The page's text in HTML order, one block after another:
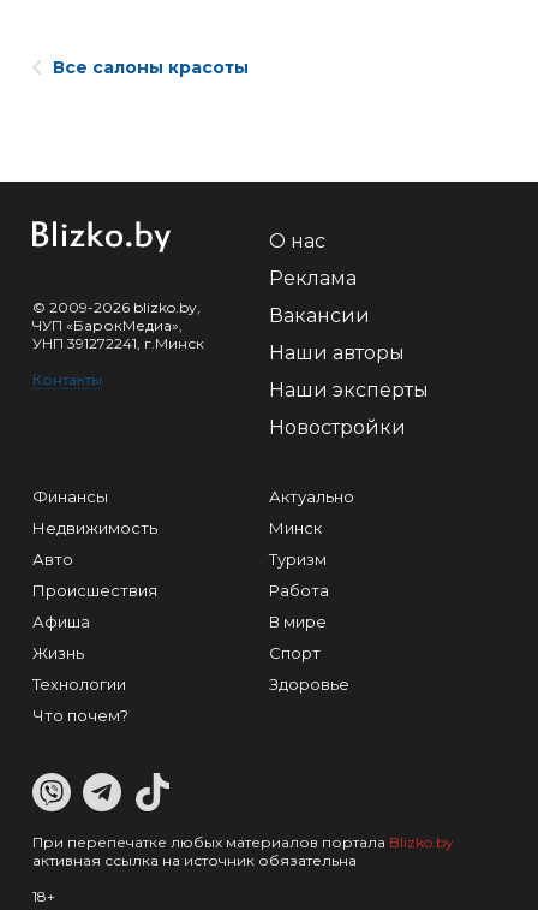
Все салоны красоты
© 2009-2026 blizko.by,
ЧУП «БарокМедиа»,
УНП 391272241, г.Минск
Контакты
О нас
Реклама
Вакансии
Наши авторы
Наши эксперты
Новостройки
Финансы
Недвижимость
Авто
Происшествия
Афиша
Жизнь
Технологии
Что почем?
Актуально
Минск
Туризм
Работа
В мире
Спорт
Здоровье
При перепечатке любых материалов портала Blizko.by
активная ссылка на источник обязательна
18+